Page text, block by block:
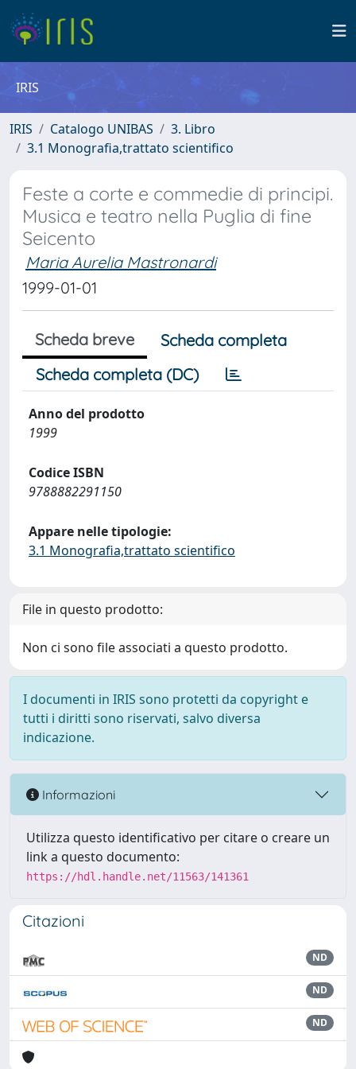
IRIS
IRIS Catalogo UNIBAS
3. Libro
3.1 Monografia,trattato scientifico
Feste a corte e commedie di principi.
Musica e teatro nella Puglia di fine
Seicento
Maria Aurelia Mastronardi
1999-01-01
Scheda breve
Scheda completa
Scheda completa (DC)
Anno del prodotto
1999
Codice ISBN
9788882291150
Appare nelle tipologie:
3.1 Monografia,trattato scientifico
File in questo prodotto:
Non ci sono file associati a questo prodotto.
I documenti in IRIS sono protetti da copyright e
tutti i diritti sono riservati, salvo diversa
indicazione.
Informazioni
Utilizza questo identificativo per citare o creare un
link a questo documento:
https://hdl.handle.net/11563/141361
Citazioni
ND
ND
ND